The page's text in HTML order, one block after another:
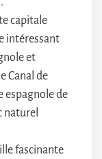
capitale
intéressant
et
Canal de
espagnole de
naturel
fascinante